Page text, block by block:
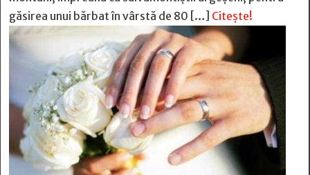
găsirea unui bărbat în vârstă de 80 […] Citește!